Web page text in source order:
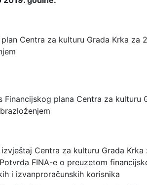
plan Centra za kulturu Grada Krka za
Financijskog plana Centra za kulturu
Centra za kulturu Grada Krka
FINA-e o preuzetom
i izvanproračunskih korisnika